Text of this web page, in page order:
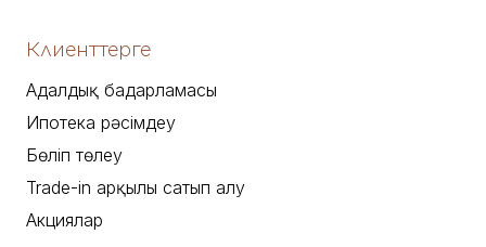
Клиенттерге
Адалдық бағдарламасы
Ипотека рәсімдеу
Бөліп төлеу
Trade-in арқылы сатып алу
Акциялар